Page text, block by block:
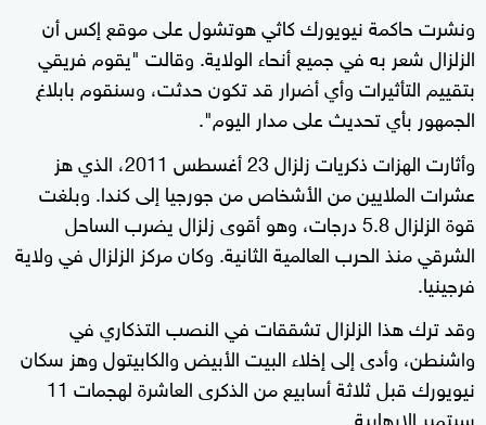
ونشرت حاكمة نيويورك كاثي هوتشول على موقع إكس أن
الزلزال شعر به في جميع أنحاء الولاية. وقالت "يقوم فريقي
بتقييم التأثيرات وأي أضرار قد تكون حدثت، وسنقوم بابلاغ
الجمهور بأي تحديث على مدار اليوم".
وأثارت الهزات ذكريات زلزال 23 أغسطس 2011، الذي هز
عشرات الملايين من الأشخاص من جورجيا إلى كندا. وبلغت
قوة الزلزال 5.8 درجات، وهو أقوى زلزال يضرب الساحل
الشرقي منذ الحرب العالمية الثانية. وكان مركز الزلزال في ولاية
فرجينيا.
وقد ترك هذا الزلزال تشققات في النصب التذكاري في
واشنطن، وأدى إلى إخلاء البيت الأبيض والكابيتول وهز سكان
نيويورك قبل ثلاثة أسابيع من الذكرى العاشرة لهجمات 11
سبتمبر الإرهابية.